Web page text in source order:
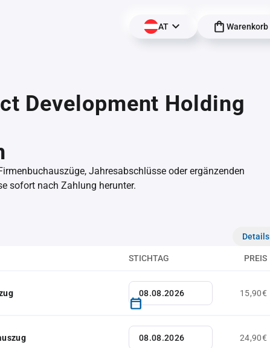
AT Warenkorb
Development Holding
Jahresabschlüsse oder ergänzenden
sofort nach Zahlung herunter.
Details
STICHTAG PREIS
15,90€
24,90€